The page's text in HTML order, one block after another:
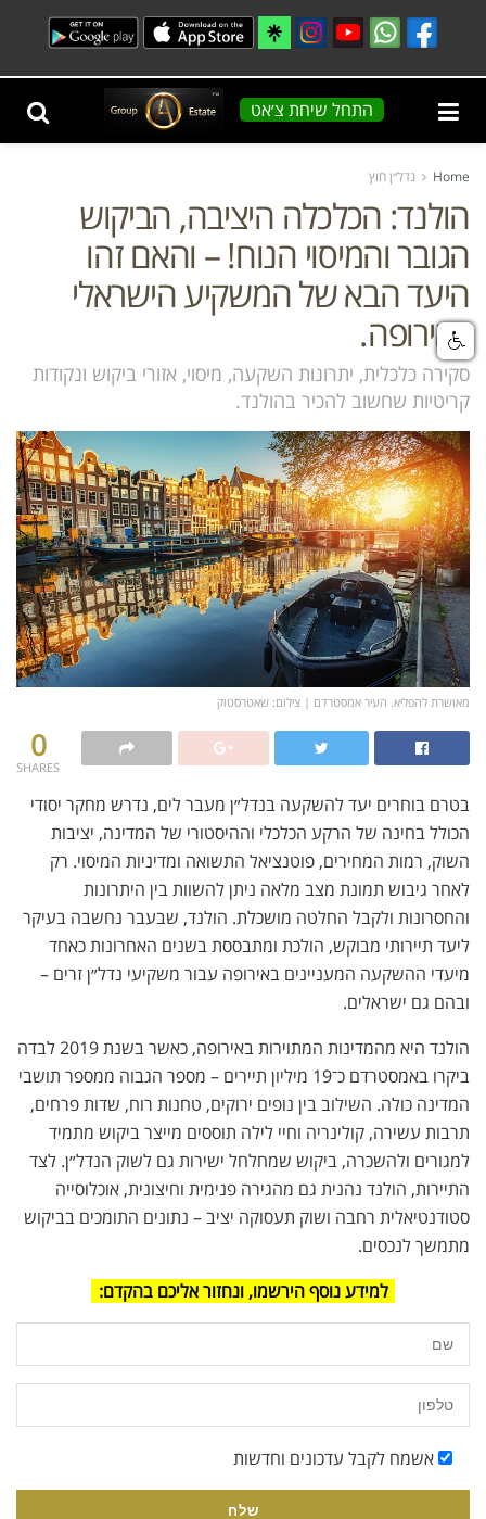
התחל שיחת צ׳אט
Home נדל״ן חוץ
הולנד: הכלכלה היציבה, הביקוש
הגובר והמיסוי הנוח! – והאם זהו
היעד הבא של המשקיע הישראלי
באירופה.
סקירה כלכלית, יתרונות השקעה, מיסוי, אזורי ביקוש ונקודות
קריטיות שחשוב להכיר בהולנד.
מאושרת להפליא. העיר אמסטרדם | צילום: שאטרסטוק
0
SHARES
בטרם בוחרים יעד להשקעה בנדל״ן מעבר לים, נדרש מחקר יסודי
הכולל בחינה של הרקע הכלכלי וההיסטורי של המדינה, יציבות
השוק, רמות המחירים, פוטנציאל התשואה ומדיניות המיסוי. רק
לאחר גיבוש תמונת מצב מלאה ניתן להשוות בין היתרונות
והחסרונות ולקבל החלטה מושכלת. הולנד, שבעבר נחשבה בעיקר
ליעד תיירותי מבוקש, הולכת ומתבססת בשנים האחרונות כאחד
מיעדי ההשקעה המעניינים באירופה עבור משקיעי נדל״ן זרים –
ובהם גם ישראלים.
הולנד היא מהמדינות המתוירות באירופה, כאשר בשנת 2019 לבדה
ביקרו באמסטרדם כ־19 מיליון תיירים – מספר הגבוה ממספר תושבי
המדינה כולה. השילוב בין נופים ירוקים, טחנות רוח, שדות פרחים,
תרבות עשירה, קולינריה וחיי לילה תוססים מייצר ביקוש מתמיד
למגורים ולהשכרה, ביקוש שמחלחל ישירות גם לשוק הנדל״ן. לצד
התיירות, הולנד נהנית גם מהגירה פנימית וחיצונית, אוכלוסייה
סטודנטיאלית רחבה ושוק תעסוקה יציב – נתונים התומכים בביקוש
מתמשך לנכסים.
למידע נוסף הירשמו, ונחזור אליכם בהקדם:
אשמח לקבל עדכונים וחדשות